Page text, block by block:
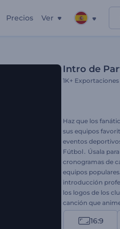
Precios Ver
Intro de
1K+ Exportaciones
Haz que los
sus equipos
eventos
Fútbol․ Úsala
cronogramas de
equipos
introducción
los logos de los
canción que
Perfectamente
partidos,16:9